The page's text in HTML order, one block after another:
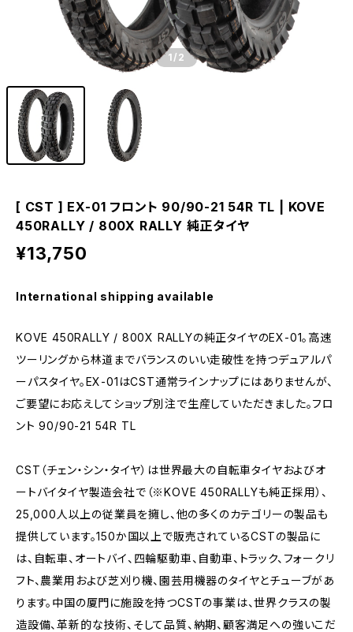
1 /2
[ CST ] EX-01 フロント 90/90-21 54R TL | KOVE
450RALLY / 800X RALLY 純正タイヤ
¥13,750
International shipping available
KOVE 450RALLY / 800X RALLYの純正タイヤのEX-01。高速
ツーリングから林道までバランスのいい走破性を持つデュアルパ
ーパスタイヤ。EX-01はCST通常ラインナップにはありませんが、
ご要望にお応えしてショップ別注で生産していただきました。フロ
ント 90/90-21 54R TL
CST（チェン・シン・タイヤ）は世界最大の自転車タイヤおよびオ
ートバイタイヤ製造会社で（※KOVE 450RALLYも純正採用）、
25,000人以上の従業員を擁し、他の多くのカテゴリーの製品も
提供しています。150か国以上で販売されているCSTの製品に
は、自転車、オートバイ、四輪駆動車、自動車、トラック、フォークリ
フト、農業用および芝刈り機、園芸用機器のタイヤとチューブがあ
ります。中国の厦門に施設を持つCSTの事業は、世界クラスの製
造設備、革新的な技術、そして品質、納期、顧客満足への強いこだ